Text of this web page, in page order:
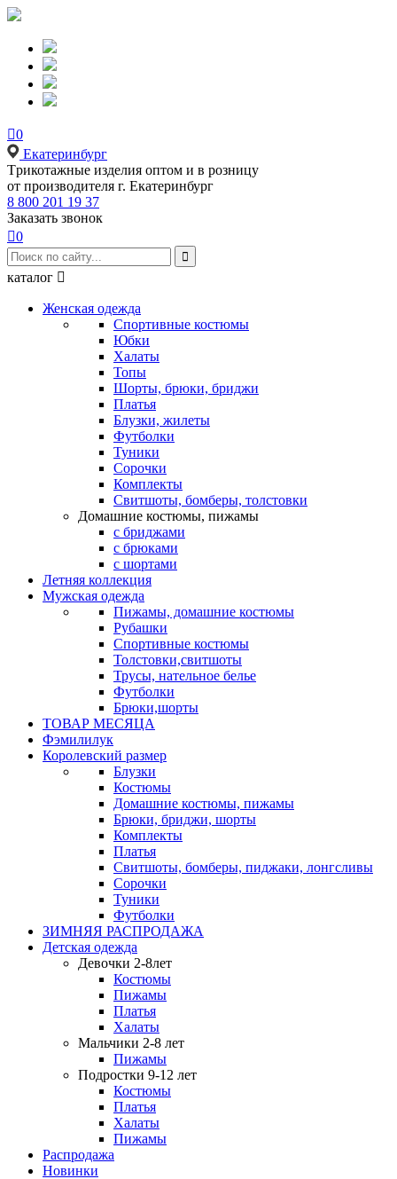
0
Екатеринбург
Tрикотажные изделия оптом и в розницу
от производителя г. Екатеринбург
8 800 201 19 37
Заказать звонок
0

каталог 
Женская одежда
Спортивные костюмы
Юбки
Халаты
Топы
Шорты, брюки, бриджи
Платья
Блузки, жилеты
Футболки
Туники
Сорочки
Комплекты
Свитшоты, бомберы, толстовки
Домашние костюмы, пижамы
с бриджами
с брюками
с шортами
Летняя коллекция
Мужская одежда
Пижамы, домашние костюмы
Рубашки
Спортивные костюмы
Толстовки,свитшоты
Трусы, нательное белье
Футболки
Брюки,шорты
ТОВАР МЕСЯЦА
Фэмилилук
Королевский размер
Блузки
Костюмы
Домашние костюмы, пижамы
Брюки, бриджи, шорты
Комплекты
Платья
Свитшоты, бомберы, пиджаки, лонгсливы
Сорочки
Туники
Футболки
ЗИМНЯЯ РАСПРОДАЖА
Детская одежда
Девочки 2-8лет
Костюмы
Пижамы
Платья
Халаты
Мальчики 2-8 лет
Пижамы
Подростки 9-12 лет
Костюмы
Платья
Халаты
Пижамы
Распродажа
Новинки